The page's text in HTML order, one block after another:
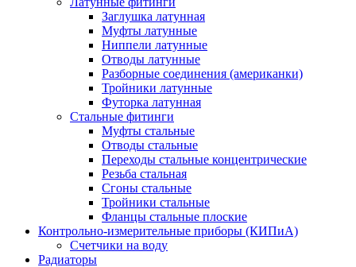
Заглушка латунная
Муфты латунные
Ниппели латунные
Отводы латунные
Разборные соединения (американки)
Тройники латунные
Футорка латунная
Стальные фитинги
Муфты стальные
Отводы стальные
Переходы стальные концентрические
Резьба стальная
Сгоны стальные
Тройники стальные
Фланцы стальные плоские
Контрольно-измерительные приборы (КИПиА)
Счетчики на воду
Радиаторы